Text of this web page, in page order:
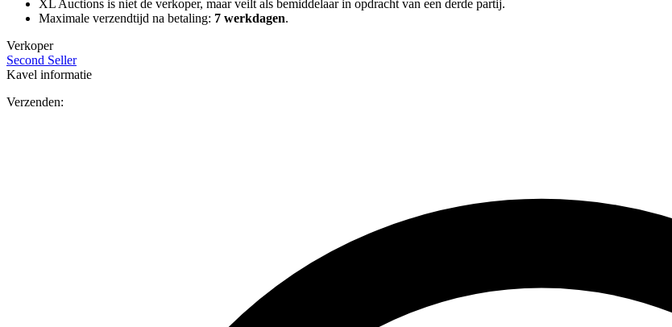
XL Auctions is niet de verkoper, maar veilt als bemiddelaar in opdracht van een derde partij.
Maximale verzendtijd na betaling: 7 werkdagen.
Verkoper
Second Seller
Kavel informatie
Verzenden: